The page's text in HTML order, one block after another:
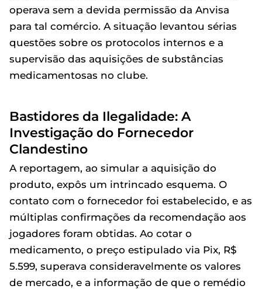
operava sem a devida permissão da Anvisa
para tal comércio. A situação levantou sérias
questões sobre os protocolos internos e a
supervisão das aquisições de substâncias
medicamentosas no clube.
Bastidores da Ilegalidade: A
Investigação do Fornecedor
Clandestino
A reportagem, ao simular a aquisição do
produto, expôs um intrincado esquema. O
contato com o fornecedor foi estabelecido, e as
múltiplas confirmações da recomendação aos
jogadores foram obtidas. Ao cotar o
medicamento, o preço estipulado via Pix, R$
5.599, superava consideravelmente os valores
de mercado, e a informação de que o remédio